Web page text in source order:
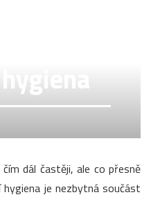
dál častěji, ale co přesně
je nezbytná součást